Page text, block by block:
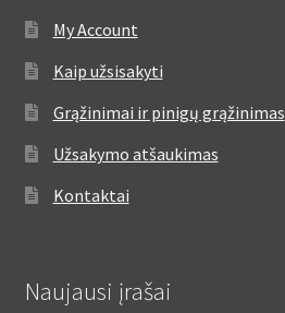
My Account
Kaip užsisakyti
Grąžinimai ir pinigų grąžinimas
Užsakymo atšaukimas
Kontaktai
Naujausi įrašai